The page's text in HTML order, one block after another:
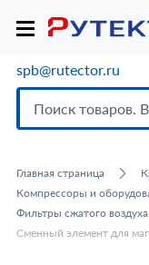
spb@rutector.ru
Главная страница
Компрессоры и
Фильтры сжатого воздуха
Сменный элемент для